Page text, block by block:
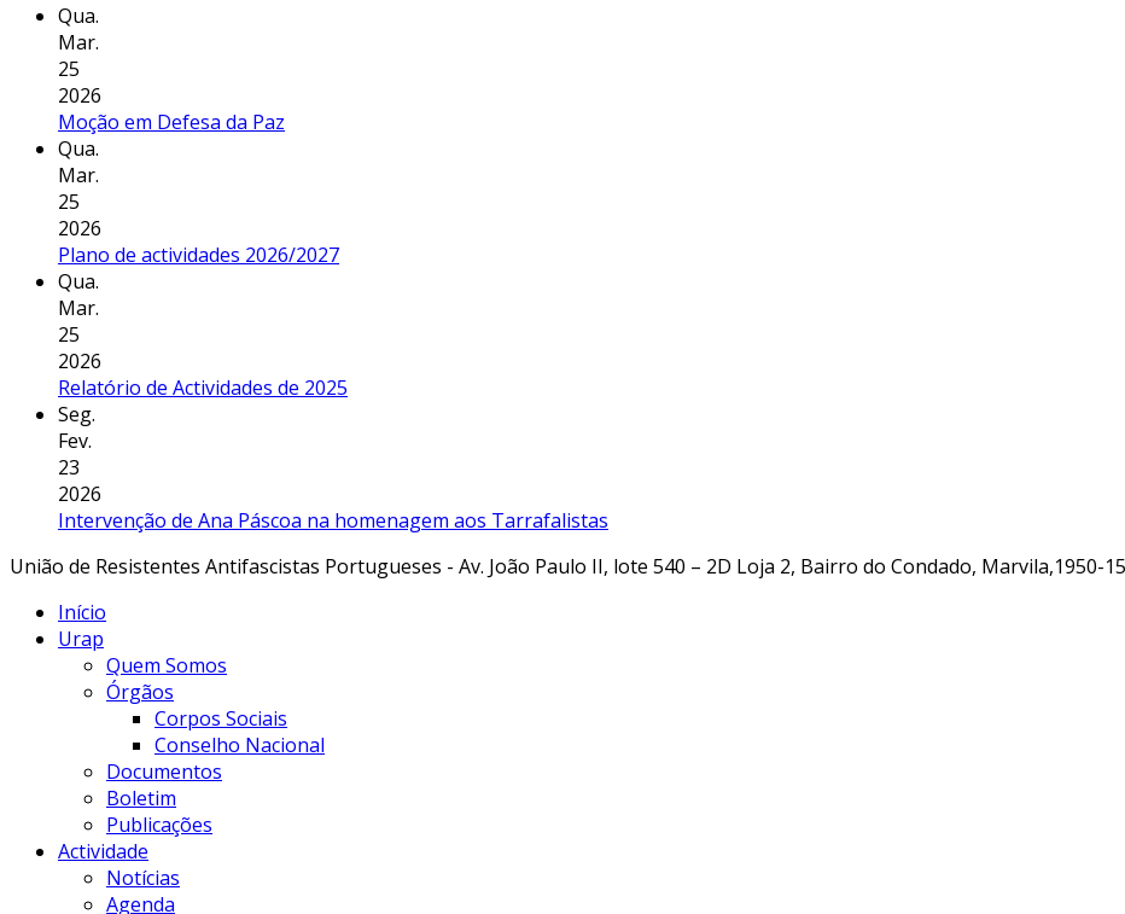
Qua.
Mar.
25
2026
Moção em Defesa da Paz
Qua.
Mar.
25
2026
Plano de actividades 2026/2027
Qua.
Mar.
25
2026
Relatório de Actividades de 2025
Seg.
Fev.
23
2026
Intervenção de Ana Páscoa na homenagem aos Tarrafalistas
União de Resistentes Antifascistas Portugueses - Av. João Paulo II, lote 540 – 2D Loja 2, Bairro do Condado, Marvila,1950-
Início
Urap
Quem Somos
Órgãos
Corpos Sociais
Conselho Nacional
Documentos
Boletim
Publicações
Actividade
Notícias
Agenda